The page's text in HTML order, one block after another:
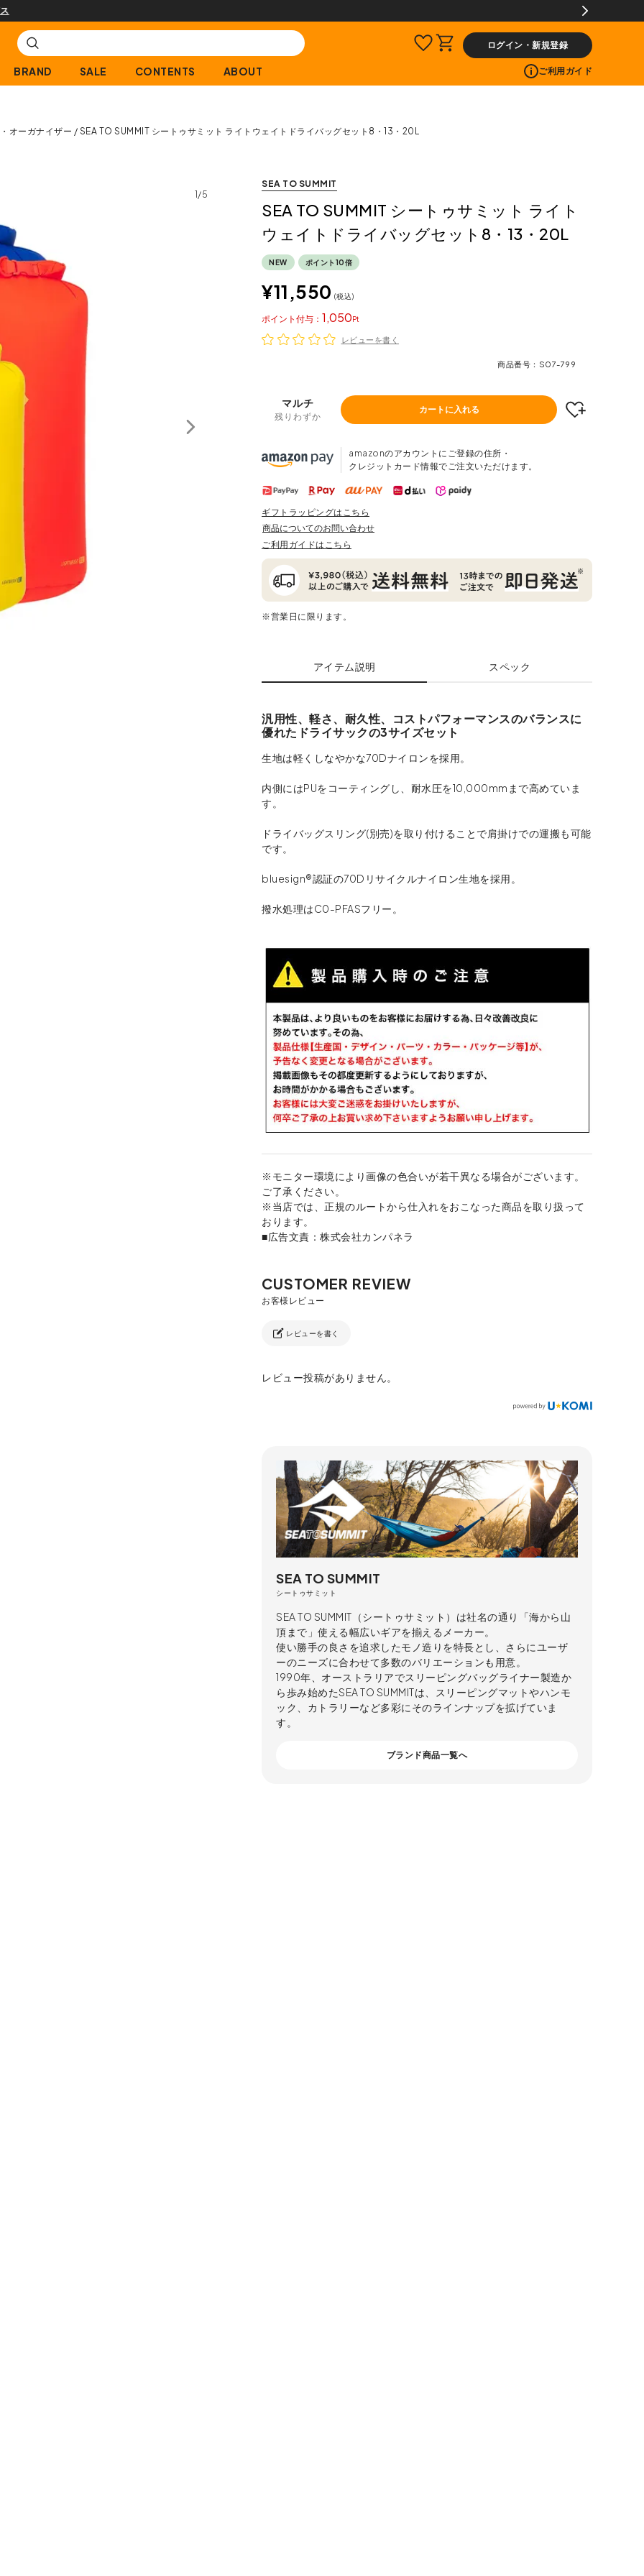
ログイン・新規登録
BRAND SALE CONTENTS ABOUT ご利用ガイド
オーガナイザー SEA TO SUMMIT シートゥサミット ライトウェイトドライバッグセット8・13・20L
1/5
SEA TO SUMMIT
SEA TO SUMMIT シートゥサミット ライト
ウェイトドライバッグセット8・13・20L
NEW ポイント10倍
¥11,550 税込
1,050
ポイント
レビューを書く
商品番号 S07-799
マルチ
残りわずか
カートに入れる
amazonのアカウントにご登録の住所・
クレジットカード情報でご注文いただけます。
ギフトラッピングはこちら
商品についてのお問い合わせ
ご利用ガイドはこちら
※営業日に限ります。
アイテム説明 スペック
汎用性、軽さ、耐久性、コストパフォーマンスのバランスに
優れたドライサックの3サイズセット
生地は軽くしなやかな70Dナイロンを採用。
内側にはPUをコーティングし、耐水圧を10,000mmまで高めていま
す。
ドライバッグスリング(別売)を取り付けることで肩掛けでの運搬も可能
です。
bluesign®認証の70Dリサイクルナイロン生地を採用。
撥水処理はC0-PFASフリー。
※モニター環境により画像の色合いが若干異なる場合がございます。
ご了承ください。
※当店では、正規のルートから仕入れをおこなった商品を取り扱って
おります。
■広告文責：株式会社カンパネラ
レビューを書く
レビュー投稿がありません。
SEA TO SUMMIT
シートゥサミット
SEA TO SUMMIT（シートゥサミット）は社名の通り「海から山
頂まで」使える幅広いギアを揃えるメーカー。
使い勝手の良さを追求したモノ造りを特長とし、さらにユーザ
ーのニーズに合わせて多数のバリエーションも用意。
1990年、オーストラリアでスリーピングバッグライナー製造か
ら歩み始めたSEA TO SUMMITは、スリーピングマットやハンモ
ック、カトラリーなど多彩にそのラインナップを拡げていま
す。
ブランド商品一覧へ